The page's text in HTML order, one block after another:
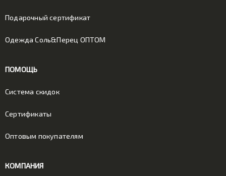
Подарочный сертификат
Одежда Соль&Перец ОПТОМ
ПОМОЩЬ
Система скидок
Сертификаты
Оптовым покупателям
КОМПАНИЯ